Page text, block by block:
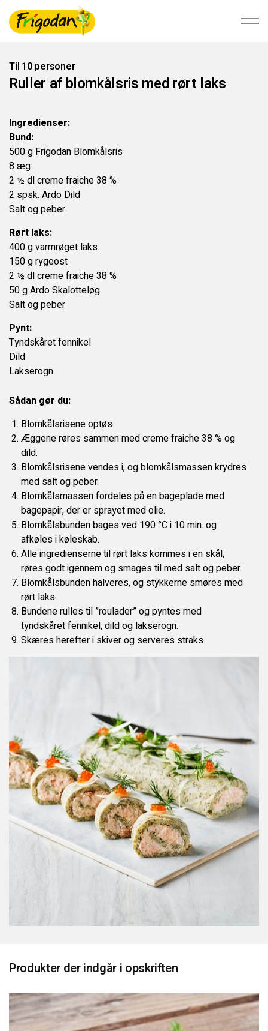
Detail
Bæredygtighed
Om Ardo NV
Ardo.com
KONTAKT OS
Til 10 personer
Ruller af blomkålsris med rørt laks
Ingredienser:
Bund:
500 g Frigodan Blomkålsris
8 æg
2 ½ dl creme fraiche 38 %
2 spsk. Ardo Dild
Salt og peber
Rørt laks:
400 g varmrøget laks
150 g rygeost
2 ½ dl creme fraiche 38 %
50 g Ardo Skalotteløg
Salt og peber
Pynt:
Tyndskåret fennikel
Dild
Lakserogn
Sådan gør du:
Blomkålsrisene optøs.
Æggene røres sammen med creme fraiche 38 % og
dild.
Blomkålsrisene vendes i, og blomkålsmassen krydres
med salt og peber.
Blomkålsmassen fordeles på en bageplade med
bagepapir, der er sprayet med olie.
Blomkålsbunden bages ved 190 °C i 10 min. og
afkøles i køleskab.
Alle ingredienserne til rørt laks kommes i en skål,
røres godt igennem og smages til med salt og peber.
Blomkålsbunden halveres, og stykkerne smøres med
rørt laks.
Bundene rulles til ”roulader” og pyntes med
tyndskåret fennikel, dild og lakserogn.
Skæres herefter i skiver og serveres straks.
Produkter der indgår i opskriften